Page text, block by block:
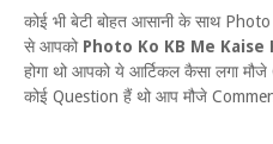
कोई भी बेटी बोहत आसानी के साथ
से आपको Photo Ko KB Me Kaise
होगा थो आपको ये आर्टिकल कैसा लगा
कोई Question हैं थो आप मौजे